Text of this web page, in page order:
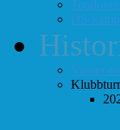
ØS-
Vinner-